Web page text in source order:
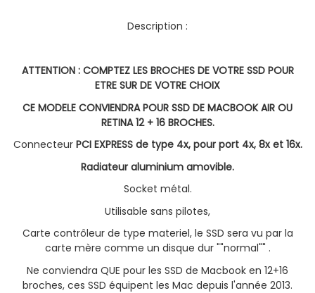
Description :
ATTENTION : COMPTEZ LES BROCHES DE VOTRE SSD POUR
ETRE SUR DE VOTRE CHOIX
CE MODELE CONVIENDRA POUR SSD DE MACBOOK AIR OU
RETINA 12 + 16 BROCHES.
Connecteur PCI EXPRESS de type 4x, pour port 4x, 8x et 16x.
Radiateur aluminium amovible.
Socket métal.
Utilisable sans pilotes,
Carte contrôleur de type materiel, le SSD sera vu par la
carte mère comme un disque dur ""normal"" .
Ne conviendra QUE pour les SSD de Macbook en 12+16
broches, ces SSD équipent les Mac depuis l'année 2013.